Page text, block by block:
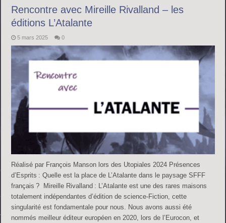
Rencontre avec Mireille Rivalland – les
éditions L’Atalante
5 mars 2025 0
Réalisé par François Manson lors des Utopiales 2024 Présences
d’Esprits : Quelle est la place de L’Atalante dans le paysage SFFF
français ? Mireille Rivalland : L’Atalante est une des rares maisons
totalement indépendantes d’édition de science-Fiction, cette
singularité est fondamentale pour nous. Nous avons aussi été
nommés meilleur éditeur européen en 2020, lors de l’Eurocon, et